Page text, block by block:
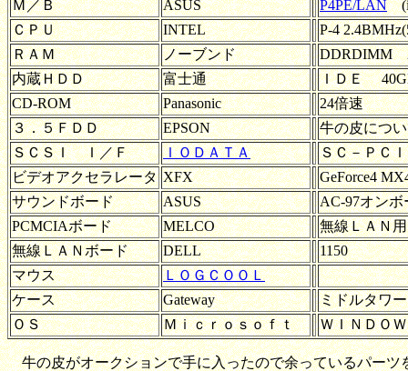
Ｍ／Ｂ ASUS P4PE/LAN
ＣＰＵ
INTEL
P-4
ＲＡＭ
ノーブンド
DDRDIMM
内蔵ＨＤＤ
富士通
ＩＤＥ
CD-ROM
Panasonic
24倍速
３．５ＦＤＤ
EPSON
牛の皮につ
ＳＣＳＩ Ｉ／Ｆ
ＩＯＤＡＴＡ
ＳＣ－ＰＣＩ
ビデオアクセラレータ XFX
GeForce4
サウンドボード
ASUS
AC-97オンボ
PCMCIAボード
MELCO
無線ＬＡＮ用
無線ＬＡＮボード
DELL
1150
マウス
ＬＯＧＣＯＯＬ
ケース
Gateway
ミドルタワー
ＯＳ
Ｍｉｃｒｏｓｏｆｔ ＷＩＮＤＯＷ
牛の皮がオークションで手に入ったので余っているパーツ